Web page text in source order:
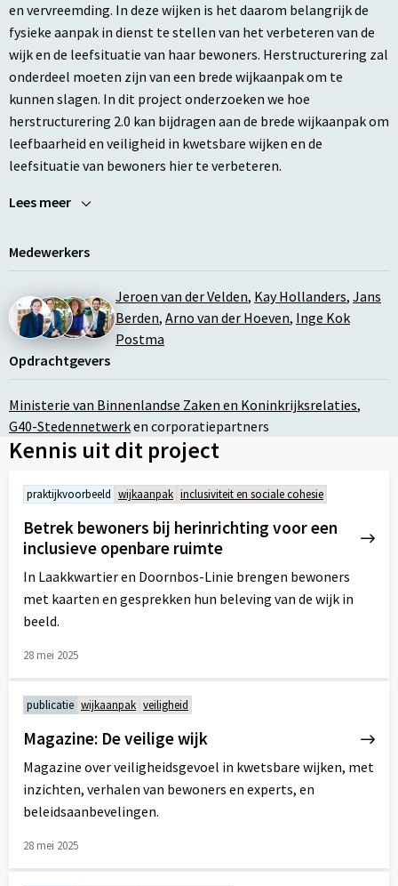
en vervreemding. In deze wijken is het daarom belangrijk de
fysieke aanpak in dienst te stellen van het verbeteren van de
wijk en de leefsituatie van haar bewoners. Herstructurering zal
onderdeel moeten zijn van een brede wijkaanpak om te
kunnen slagen. In dit project onderzoeken we hoe
herstructurering 2.0 kan bijdragen aan de brede wijkaanpak om
leefbaarheid en veiligheid in kwetsbare wijken en de
leefsituatie van bewoners hier te verbeteren.
Lees meer
Medewerkers
Jeroen van der Velden, Kay Hollanders, Jans
Berden, Arno van der Hoeven, Inge Kok
Postma
Opdrachtgevers
Ministerie van Binnenlandse Zaken en Koninkrijksrelaties,
G40-Stedennetwerken corporatiepartners
Kennis uit dit project
praktijkvoorbeeld wijkaanpak inclusiviteit en sociale cohesie
Betrek bewoners bij herinrichting voor een
inclusieve openbare ruimte
In Laakkwartier en Doornbos-Linie brengen bewoners
met kaarten en gesprekken hun beleving van de wijk in
beeld.
28 mei 2025
meer
over
publicatie wijkaanpak veiligheid
Magazine: De veilige wijk
Magazine over veiligheidsgevoel in kwetsbare wijken, met
inzichten, verhalen van bewoners en experts, en
beleidsaanbevelingen.
28 mei 2025